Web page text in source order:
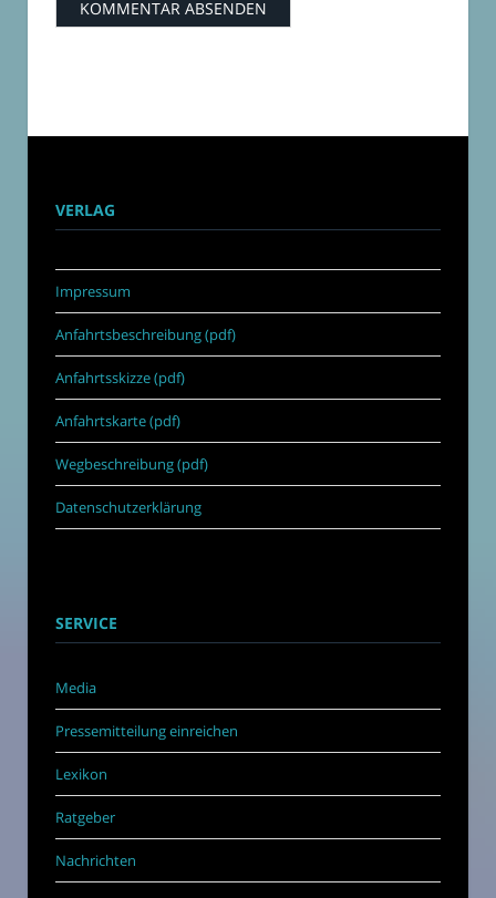
VERLAG
Impressum
Anfahrtsbeschreibung (pdf)
Anfahrtsskizze (pdf)
Anfahrtskarte (pdf)
Wegbeschreibung (pdf)
Datenschutzerklärung
SERVICE
Media
Pressemitteilung einreichen
Lexikon
Ratgeber
Nachrichten